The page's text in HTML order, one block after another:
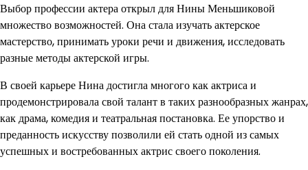
Выбор профессии актера открыл для Нины Меньшиковой
множество возможностей. Она стала изучать актерское
мастерство, принимать уроки речи и движения, исследовать
разные методы актерской игры.
В своей карьере Нина достигла многого как актриса и
продемонстрировала свой талант в таких разнообразных жанрах,
как драма, комедия и театральная постановка. Ее упорство и
преданность искусству позволили ей стать одной из самых
успешных и востребованных актрис своего поколения.